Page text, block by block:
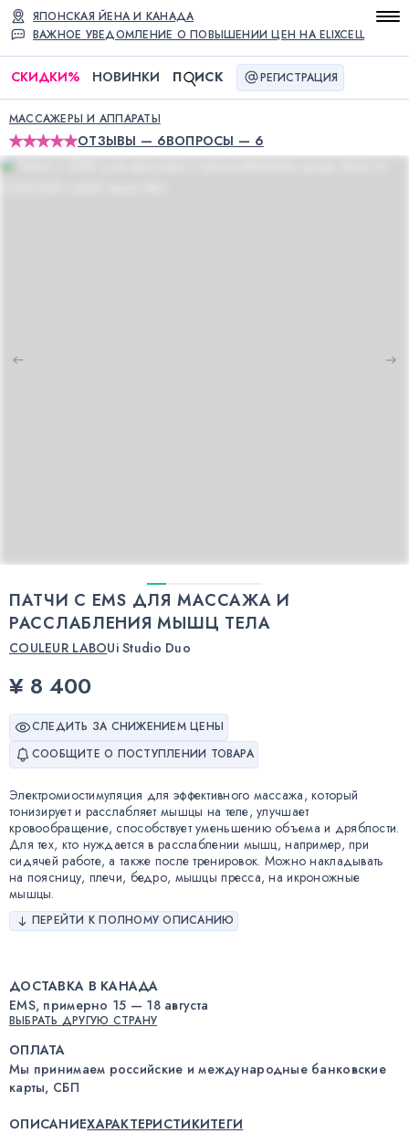
ВАЖНОЕ УВЕДОМЛЕНИЕ О ПОВЫШЕНИИ ЦЕН НА ELIXCELL
ЯПОНСКАЯ ЙЕНА И КАНАДА
СКИДКИ% НОВИНКИ П ИСК РЕГИСТРАЦИЯ
МАССАЖЕРЫ И АППАРАТЫ
ОТЗЫВЫ — 6ВОПРОСЫ — 6
ПАТЧИ С EMS ДЛЯ МАССАЖА И
РАССЛАБЛЕНИЯ МЫШЦ ТЕЛА
COULEUR LABOUi Studio Duo
¥ 8 400
СЛЕДИТЬ ЗА СНИЖЕНИЕМ ЦЕНЫ
СООБЩИТЕ О ПОСТУПЛЕНИИ ТОВАРА
Электромиостимуляция для эффективного массажа, который
тонизирует и расслабляет мышцы на теле, улучшает
кровообращение, способствует уменьшению объема и дряблости.
Для тех, кто нуждается в расслаблении мышц, например, при
сидячей работе, а также после тренировок. Можно накладывать
на поясницу, плечи, бедро, мышцы пресса, на икроножные
мышцы.
ПЕРЕЙТИ К ПОЛНОМУ ОПИСАНИЮ
ДОСТАВКА В КАНАДА
EMS, примерно 15 — 18 августа
ВЫБРАТЬ ДРУГУЮ СТРАНУ
ОПЛАТА
Мы принимаем российские и международные банковские
карты, СБП
ОПИСАНИЕХАРАКТЕРИСТИКИТЕГИ